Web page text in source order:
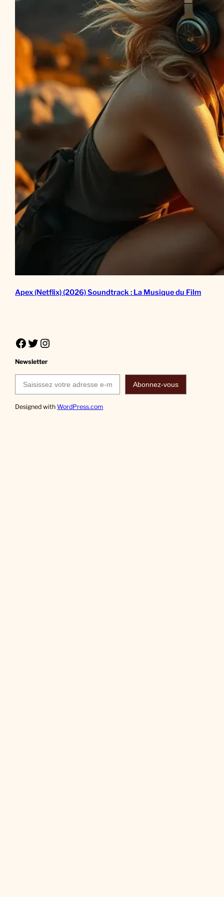
Apex (Netflix) (2026) Soundtrack : La Musique du Film
Facebook Twitter Instagram
Newsletter
Saisissez votre adresse e-mail…
Abonnez-vous
Designed withWordPress.com